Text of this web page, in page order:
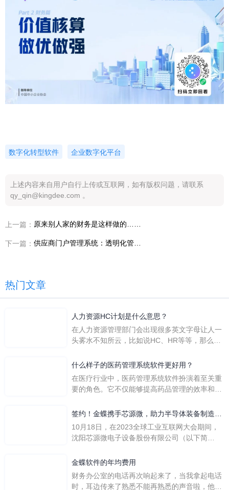
数字化转型软件 企业数字化平台
上述内容来自用户自行上传或互联网，如有版权问题，请联系
qy_qin@kingdee.com 。
上一篇：
下一篇：
热门文章
人力资源HC计划是什么意思？
在人力资源管理部门会出现很多英文字母让人一
头雾水不知所云，比如说HC、HR等等，那么它
么呢？
什么样子的医药管理系统软件更好用？
在医疗行业中，医药管理系统软件扮演着至关重
要的角色。它不仅能够提高药品管理的效率和准
一个好用的医药管理系统软件应具备以下特点。
地进行操作。 复杂的
签约！金蝶携手芯源微，助力半导体装备制造领
先企业迈向世界
10月18日，在2023全球工业互联网大会期间，
沈阳芯源微电子设备股份有限公司（以下简
下简称“金蝶”）在辽宁沈阳签署战略合作协议。
营管控平台，从而实现公司产研一体化、业财一
金蝶软件的年均费用
财务办公室的电话再次响起来了，当我拿起电话
时，耳边传来了熟悉不能再熟悉的声音啦，他就